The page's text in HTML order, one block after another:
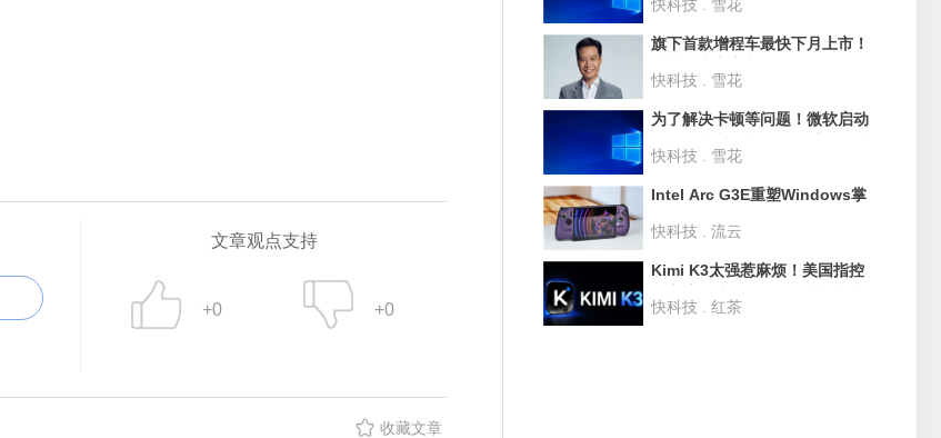
文章观点支持
+0 +0
收藏文章
将停止支持
快科技 . 雪花
旗下首款增程车最快下月上市！
快科技 . 雪花
为了解决卡顿等问题！微软启动
30年老旧代码
快科技 . 雪花
Intel Arc G3E重塑Windows掌
度评测：性能狂甩AMD 42% 续
航2倍于任天堂Switch
快科技 . 流云
Kimi K3太强惹麻烦！美国指控
快科技 . 红茶